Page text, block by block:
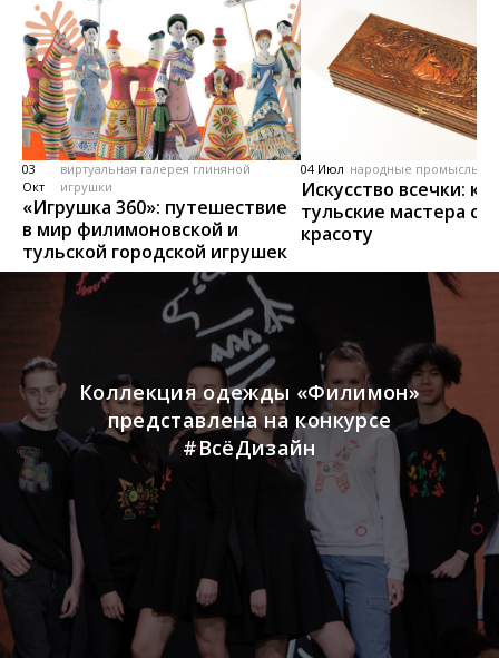
03
Окт
виртуальная галерея глиняной
игрушки
«Игрушка 360»: путешествие
в мир филимоновской и
тульской городской игрушек
04 Июл народные промыслы,
Искусство всечки: как
тульские мастера
красоту
Коллекция одежды «Филимон»
представлена на конкурсе
#ВсёДизайн